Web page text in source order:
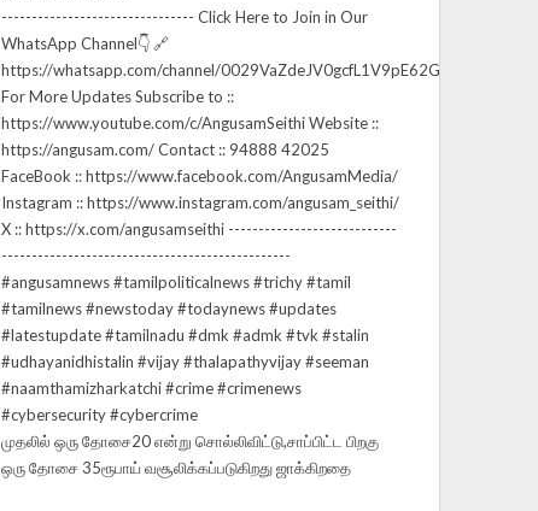
முதலில் ஒரு தோசை20 என்று சொல்லிவிட்டு,சாப்பிட்ட பிறகு
ஒரு தோசை 35ரூபாய் வசூலிக்கப்படுகிறது ஜாக்கிறதை